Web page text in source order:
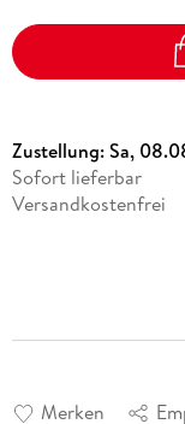
Zustellung:Sa,
Sofort lieferbar
Versandkostenfrei
Merken